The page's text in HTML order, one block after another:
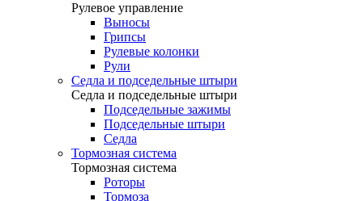
Рулевое управление
Выносы
Грипсы
Рулевые колонки
Рули
Седла и подседельные штыри
Седла и подседельные штыри
Подседельные зажимы
Подседельные штыри
Седла
Тормозная система
Тормозная система
Роторы
Тормоза